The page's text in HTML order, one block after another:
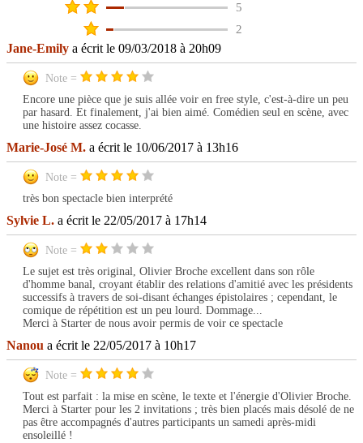
5
2
Jane-Emily a écrit le 09/03/2018 à 20h09
Note =
Encore une pièce que je suis allée voir en free style, c'est-à-dire un peu
par hasard. Et finalement, j'ai bien aimé. Comédien seul en scène, avec
une histoire assez cocasse.
Marie-José M. a écrit le 10/06/2017 à 13h16
Note =
très bon spectacle bien interprété
Sylvie L. a écrit le 22/05/2017 à 17h14
Note =
Le sujet est très original, Olivier Broche excellent dans son rôle
d'homme banal, croyant établir des relations d'amitié avec les présidents
successifs à travers de soi-disant échanges épistolaires ; cependant, le
comique de répétition est un peu lourd. Dommage...
Merci à Starter de nous avoir permis de voir ce spectacle
Nanou a écrit le 22/05/2017 à 10h17
Note =
Tout est parfait : la mise en scène, le texte et l'énergie d'Olivier Broche.
Merci à Starter pour les 2 invitations ; très bien placés mais désolé de ne
pas être accompagnés d'autres participants un samedi après-midi
ensoleillé !